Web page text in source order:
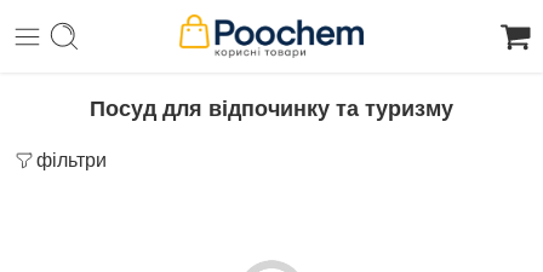
Посуд для відпочинку та туризму
фільтри